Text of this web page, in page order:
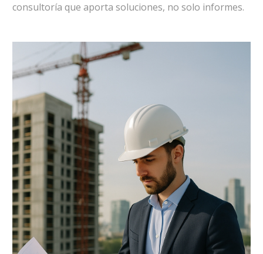
consultoría que aporta soluciones, no solo informes.